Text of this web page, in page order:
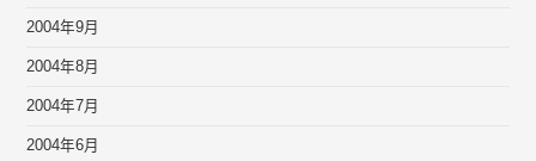
2004年9月
2004年8月
2004年7月
2004年6月